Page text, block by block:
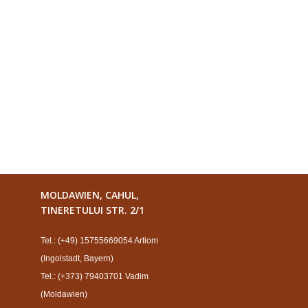
MOLDAWIEN, CAHUL,
TINERETULUI STR. 2/1
Tel.: (+49) 15755669054 Artiom
(Ingolstadt, Bayern)
Tel.: (+373) 79403701 Vadim
(Moldawien)